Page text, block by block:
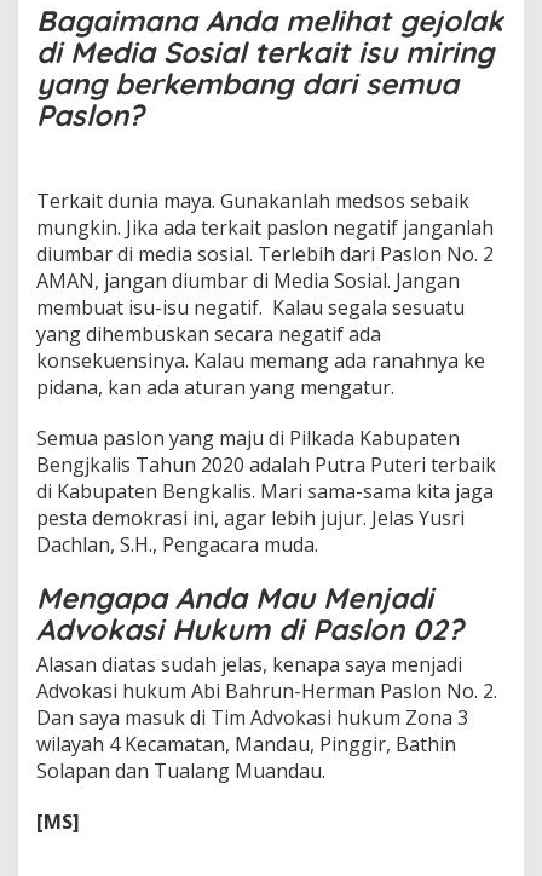
Bagaimana Anda melihat gejolak
di Media Sosial terkait isu miring
yang berkembang dari semua
Paslon?
Terkait dunia maya. Gunakanlah medsos sebaik
mungkin. Jika ada terkait paslon negatif janganlah
diumbar di media sosial. Terlebih dari Paslon No. 2
AMAN, jangan diumbar di Media Sosial. Jangan
membuat isu-isu negatif. Kalau segala sesuatu
yang dihembuskan secara negatif ada
konsekuensinya. Kalau memang ada ranahnya ke
pidana, kan ada aturan yang mengatur.
Semua paslon yang maju di Pilkada Kabupaten
Bengjkalis Tahun 2020 adalah Putra Puteri terbaik
di Kabupaten Bengkalis. Mari sama-sama kita jaga
pesta demokrasi ini, agar lebih jujur. Jelas Yusri
Dachlan, S.H., Pengacara muda.
Mengapa Anda Mau Menjadi
Advokasi Hukum di Paslon 02?
Alasan diatas sudah jelas, kenapa saya menjadi
Advokasi hukum Abi Bahrun-Herman Paslon No. 2.
Dan saya masuk di Tim Advokasi hukum Zona 3
wilayah 4 Kecamatan, Mandau, Pinggir, Bathin
Solapan dan Tualang Muandau.
[MS]